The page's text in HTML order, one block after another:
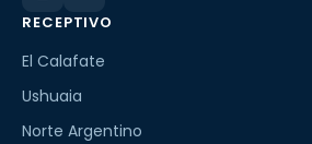
RECEPTIVO
El Calafate
Ushuaia
Norte Argentino